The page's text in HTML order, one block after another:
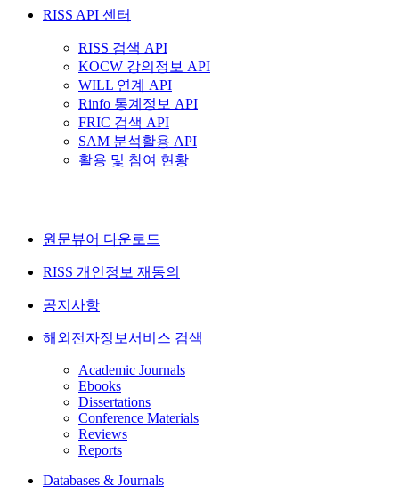
RISS API 센터
RISS 검색 API
KOCW 강의정보 API
WILL 연계 API
Rinfo 통계정보 API
FRIC 검색 API
SAM 분석활용 API
활용 및 참여 현황
원문뷰어 다운로드
RISS 개인정보 재동의
공지사항
해외전자정보서비스 검색
Academic Journals
Ebooks
Dissertations
Conference Materials
Reviews
Reports
Databases & Journals